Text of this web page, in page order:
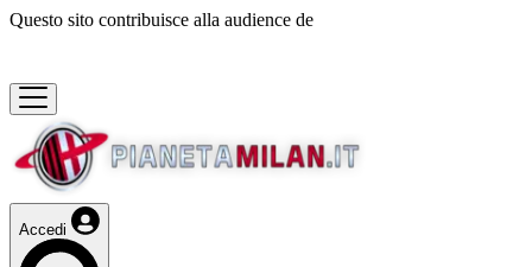
Questo sito contribuisce alla audience de
Accedi